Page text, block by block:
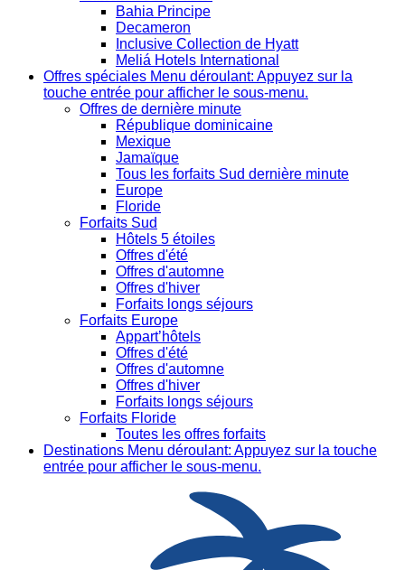
Bahia Principe
Decameron
Inclusive Collection de Hyatt
Meliá Hotels International
Offres spéciales Menu déroulant: Appuyez sur la
touche entrée pour afficher le sous-menu.
Offres de dernière minute
République dominicaine
Mexique
Jamaïque
Tous les forfaits Sud dernière minute
Europe
Floride
Forfaits Sud
Hôtels 5 étoiles
Offres d'été
Offres d'automne
Offres d'hiver
Forfaits longs séjours
Forfaits Europe
Appart’hôtels
Offres d'été
Offres d'automne
Offres d'hiver
Forfaits longs séjours
Forfaits Floride
Toutes les offres forfaits
Destinations Menu déroulant: Appuyez sur la touche
entrée pour afficher le sous-menu.